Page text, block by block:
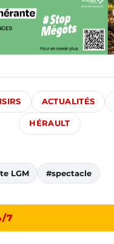
ACTUALITÉS
HÉRAULT
LGM #spectacle
7